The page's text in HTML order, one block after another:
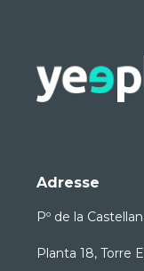
Adresse
Pº de la
Planta 18, Torre